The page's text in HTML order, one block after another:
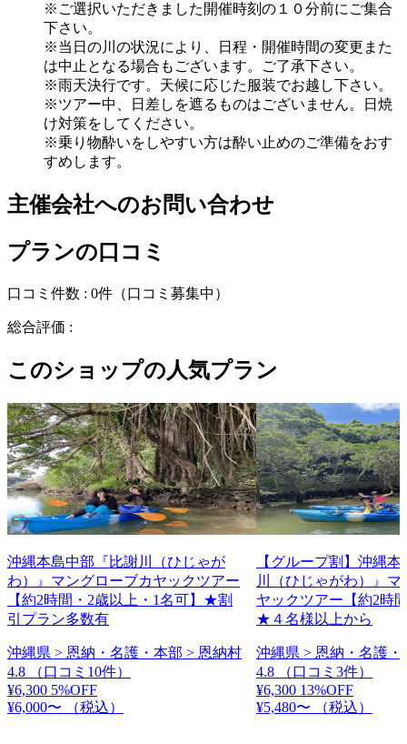
※ご選択いただきました開催時刻の１０分前にご集合
下さい。
※当日の川の状況により、日程・開催時間の変更また
は中止となる場合もございます。ご了承下さい。
※雨天決行です。天候に応じた服装でお越し下さい。
※ツアー中、日差しを遮るものはございません。日焼
け対策をしてください。
※乗り物酔いをしやすい方は酔い止めのご準備をおす
すめします。
主催会社へのお問い合わせ
プランの口コミ
口コミ件数 : 0件 （口コミ募集中）
総合評価 :
このショップの人気プラン
沖縄本島中部『比謝川（ひじゃが
わ）』マングローブカヤックツアー
【約2時間・2歳以上・1名可】★割
引プラン多数有
沖縄県 > 恩納・名護・本部 > 恩納村
4.8
（口コミ10件）
¥6,300 5%OFF
¥6,000〜
（税込）
【グループ割】沖縄
川（ひじゃがわ）』マ
ヤックツアー【約2時
★４名様以上から
沖縄県 > 恩納・名護・
4.8
（口コミ3件）
¥6,300 13%OFF
¥5,480〜
（税込）